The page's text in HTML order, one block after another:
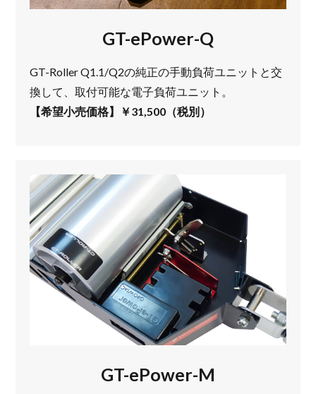
GT-ePower-Q
GT-Roller Q1.1/Q2の純正の手動負荷ユニットと交
換して、取付可能な電子負荷ユニット。
【希望小売価格】￥31,500（税別）
GT-ePower-M